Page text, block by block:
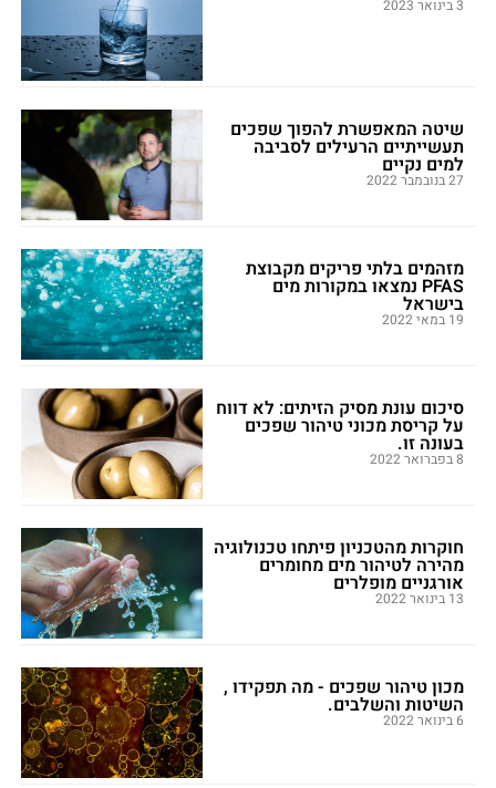
3 בינואר 2023
שיטה המאפשרת להפוך שפכים
תעשייתיים הרעילים לסביבה
למים נקיים
27 בנובמבר 2022
מזהמים בלתי פריקים מקבוצת
PFAS נמצאו במקורות מים
בישראל
19 במאי 2022
סיכום עונת מסיק הזיתים: לא דווח
על קריסת מכוני טיהור שפכים
בעונה זו.
8 בפברואר 2022
חוקרות מהטכניון פיתחו טכנולוגיה
מהירה לטיהור מים מחומרים
אורגניים מופלרים
13 בינואר 2022
מכון טיהור שפכים - מה תפקידו ,
השיטות והשלבים.
6 בינואר 2022